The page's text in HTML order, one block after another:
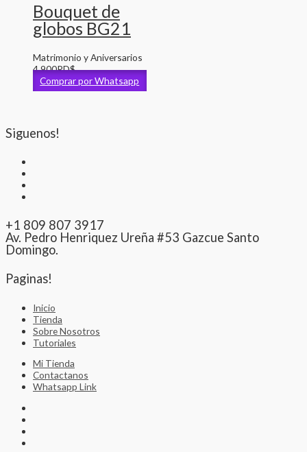
Bouquet de
globos BG21
Matrimonio y Aniversarios
4,900RD$
Comprar por Whatsapp
Siguenos!
+1 809 807 3917
Av. Pedro Henriquez Ureña #53 Gazcue Santo
Domingo.
Paginas!
Inicio
Tienda
Sobre Nosotros
Tutoriales
Mi Tienda
Contactanos
Whatsapp Link